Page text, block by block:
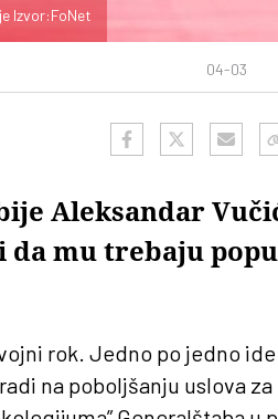
04-03
Izvor:FoNet
Aleksandar
da mu trebaju
rok. Jedno po jedno
na poboljšanju uslova